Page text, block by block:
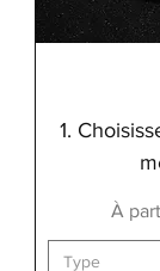
1.
À
Prix